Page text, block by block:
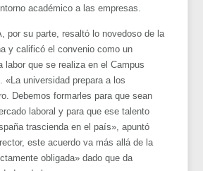
académico a las empresas.
por su parte, resaltó lo novedoso de la
y calificó el convenio como un
labor que se realiza en el Campus
«La universidad prepara a los
Debemos formarles para que sean
laboral y para que ese talento
trascienda en el país», apuntó
este acuerdo va más allá de la
obligada» dado que da